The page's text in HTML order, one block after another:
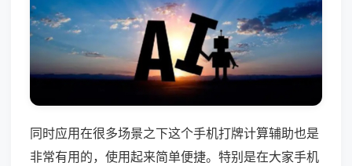
同时应用在很多场景之下这个手机打牌计算辅助也是
非常有用的，使用起来简单便捷。特别是在大家手机